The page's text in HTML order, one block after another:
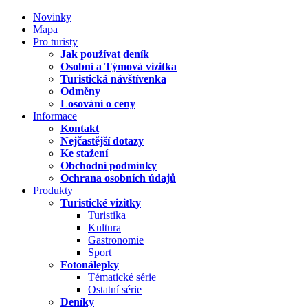
Novinky
Mapa
Pro turisty
Jak používat deník
Osobní a Týmová vizitka
Turistická návštívenka
Odměny
Losování o ceny
Informace
Kontakt
Nejčastější dotazy
Ke stažení
Obchodní podmínky
Ochrana osobních údajů
Produkty
Turistické vizitky
Turistika
Kultura
Gastronomie
Sport
Fotonálepky
Tématické série
Ostatní série
Deníky